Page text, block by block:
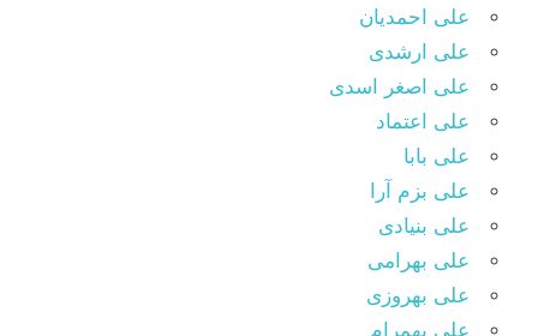
علی احمدیان
علی ارشدی
علی اصغر اسدی
علی اعتماد
علی بابا
علی بزم آرا
علی بنیادی
علی بهرامی
علی بهروزی
علی بهمرام